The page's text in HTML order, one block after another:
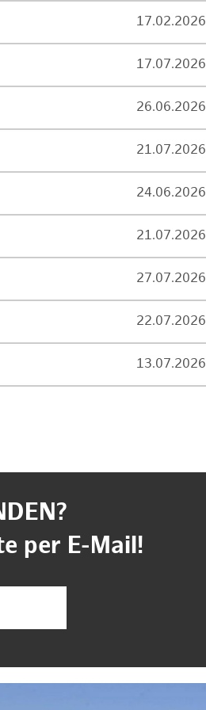
17.02.2026
17.07.2026
26.06.2026
21.07.2026
24.06.2026
21.07.2026
27.07.2026
22.07.2026
13.07.2026
per E-Mail!